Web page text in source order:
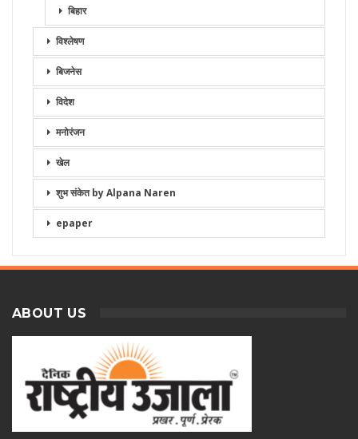
बिहार
विश्लेषण
बिजनेस
विदेश
मनोरंजन
खेल
शुभ संकेत by Alpana Naren
epaper
ABOUT US